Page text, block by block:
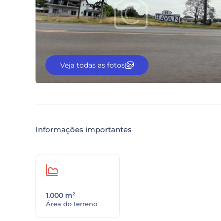
Veja todas as fotos
Informações importantes
1.000 m²
Área do terreno